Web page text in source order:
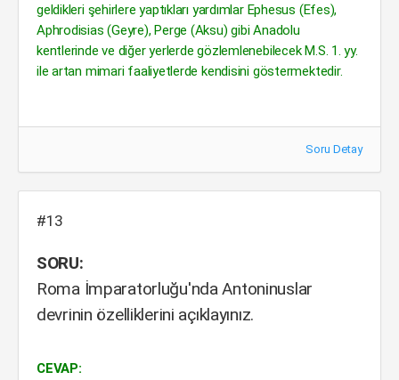
geldikleri şehirlere yaptıkları yardımlar Ephesus (Efes),
Aphrodisias (Geyre), Perge (Aksu) gibi Anadolu
kentlerinde ve diğer yerlerde gözlemlenebilecek M.S. 1. yy.
ile artan mimari faaliyetlerde kendisini göstermektedir.
Soru Detay
#13
SORU:
Roma İmparatorluğu'nda Antoninuslar
devrinin özelliklerini açıklayınız.
CEVAP: